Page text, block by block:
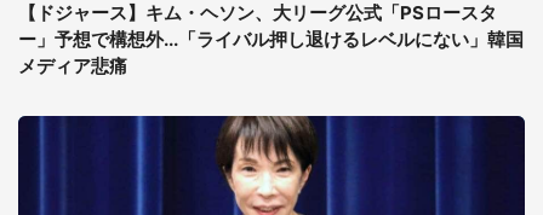
【ドジャース】キム・ヘソン、大リーグ公式「PSロースタ
ー」予想で構想外...「ライバル押し退けるレベルにない」韓国
メディア悲痛